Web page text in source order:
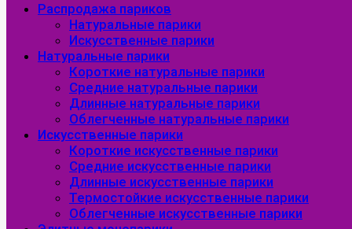
Распродажа париков
Натуральные парики
Искусственные парики
Натуральные парики
Короткие натуральные парики
Средние натуральные парики
Длинные натуральные парики
Облегченные натуральные парики
Искусственные парики
Короткие искусственные парики
Средние искусственные парики
Длинные искусственные парики
Термостойкие искусственные парики
Облегченные искусственные парики